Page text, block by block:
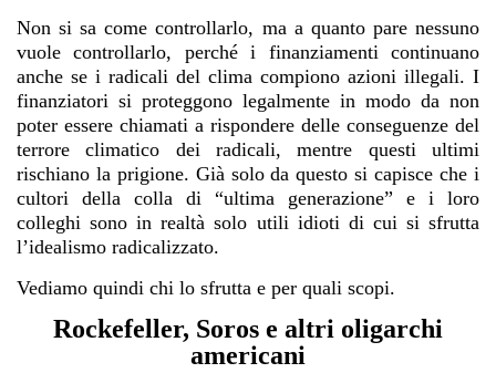
Non si sa come controllarlo, ma a quanto pare nessuno
vuole controllarlo, perché i finanziamenti continuano
anche se i radicali del clima compiono azioni illegali. I
finanziatori si proteggono legalmente in modo da non
poter essere chiamati a rispondere delle conseguenze del
terrore climatico dei radicali, mentre questi ultimi
rischiano la prigione. Già solo da questo si capisce che i
cultori della colla di “ultima generazione” e i loro
colleghi sono in realtà solo utili idioti di cui si sfrutta
l’idealismo radicalizzato.
Vediamo quindi chi lo sfrutta e per quali scopi.
Rockefeller, Soros e altri oligarchi
americani